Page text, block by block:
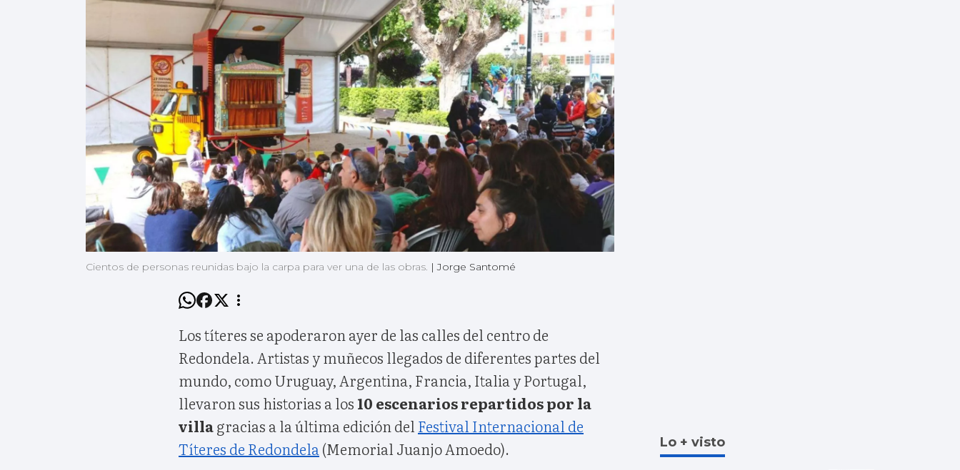
Cientos de personas reunidas bajo la carpa para ver una de las obras. |Jorge Santomé
Los títeres se apoderaron ayer de las calles del centro de
Redondela. Artistas y muñecos llegados de diferentes partes del
mundo, como Uruguay, Argentina, Francia, Italia y Portugal,
llevaron sus historias a los 10 escenarios repartidos por la
villagracias a la última edición del Festival Internacional de
Títeres de Redondela (Memorial Juanjo Amoedo).
Lo + visto